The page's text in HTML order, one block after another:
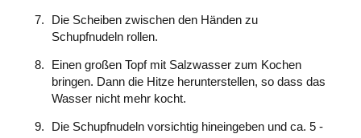
Die Scheiben zwischen den Händen zu
Schupfnudeln rollen.
Einen großen Topf mit Salzwasser zum Kochen
bringen. Dann die Hitze herunterstellen, so dass das
Wasser nicht mehr kocht.
Die Schupfnudeln vorsichtig hineingeben und ca. 5 -